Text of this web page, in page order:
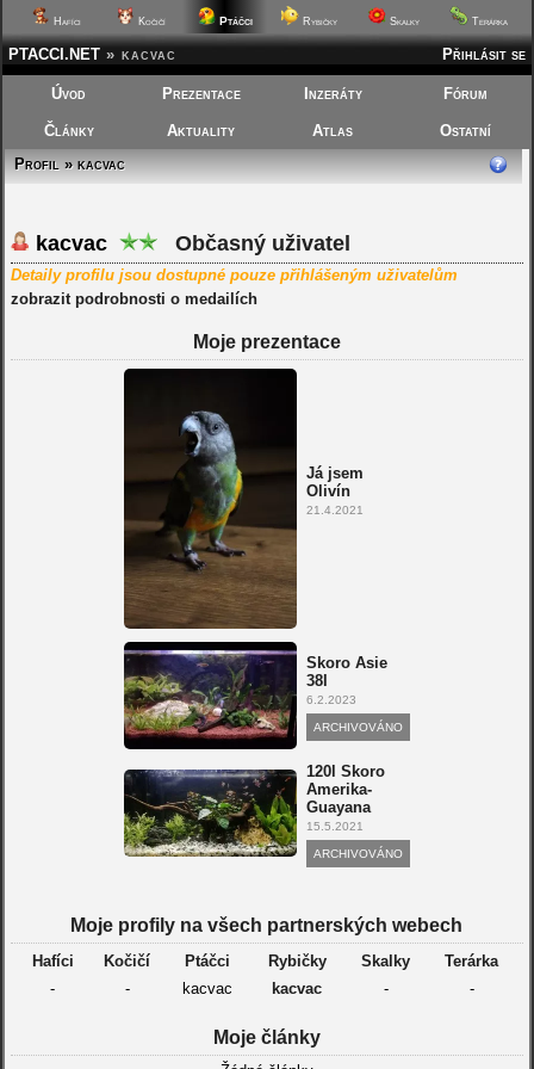
Hafíci Kočičí Ptáčci Rybičky Skalky Terárka
Přihlásit se
PTACCI.NET » kacvac
Úvod Prezentace Inzeráty Fórum
Články Aktuality Atlas
Ostatní
Profil » kacvac
kacvac Občasný uživatel
Detaily profilu jsou dostupné pouze přihlášeným uživatelům
zobrazit podrobnosti o medailích
Moje prezentace
Já jsem
Olivín
21.4.2021
Skoro Asie
38l
6.2.2023
ARCHIVOVÁNO
120l Skoro
Amerika-
Guayana
15.5.2021
ARCHIVOVÁNO
Moje profily na všech partnerských webech
Hafíci Kočičí Ptáčci Rybičky Skalky
Terárka
-
- kacvac kacvac - -
Moje články